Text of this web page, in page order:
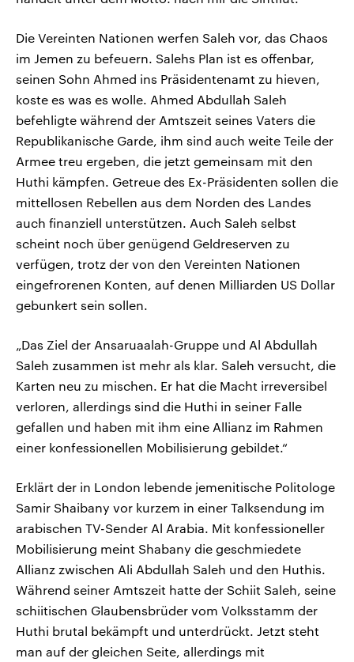
Die Vereinten Nationen werfen Saleh vor, das Chaos
im Jemen zu befeuern. Salehs Plan ist es offenbar,
seinen Sohn Ahmed ins Präsidentenamt zu hieven,
koste es was es wolle. Ahmed Abdullah Saleh
befehligte während der Amtszeit seines Vaters die
Republikanische Garde, ihm sind auch weite Teile der
Armee treu ergeben, die jetzt gemeinsam mit den
Huthi kämpfen. Getreue des Ex-Präsidenten sollen die
mittellosen Rebellen aus dem Norden des Landes
auch finanziell unterstützen. Auch Saleh selbst
scheint noch über genügend Geldreserven zu
verfügen, trotz der von den Vereinten Nationen
eingefrorenen Konten, auf denen Milliarden US Dollar
gebunkert sein sollen.
„Das Ziel der Ansaruaalah-Gruppe und Al Abdullah
Saleh zusammen ist mehr als klar. Saleh versucht, die
Karten neu zu mischen. Er hat die Macht irreversibel
verloren, allerdings sind die Huthi in seiner Falle
gefallen und haben mit ihm eine Allianz im Rahmen
einer konfessionellen Mobilisierung gebildet.“
Erklärt der in London lebende jemenitische Politologe
Samir Shaibany vor kurzem in einer Talksendung im
arabischen TV-Sender Al Arabia. Mit konfessioneller
Mobilisierung meint Shabany die geschmiedete
Allianz zwischen Ali Abdullah Saleh und den Huthis.
Während seiner Amtszeit hatte der Schiit Saleh, seine
schiitischen Glaubensbrüder vom Volksstamm der
Huthi brutal bekämpft und unterdrückt. Jetzt steht
man auf der gleichen Seite, allerdings mit